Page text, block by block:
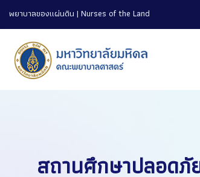
พยาบาลของแผ่นดิน | Nurses of the Land
สถานศึกษาปลอด